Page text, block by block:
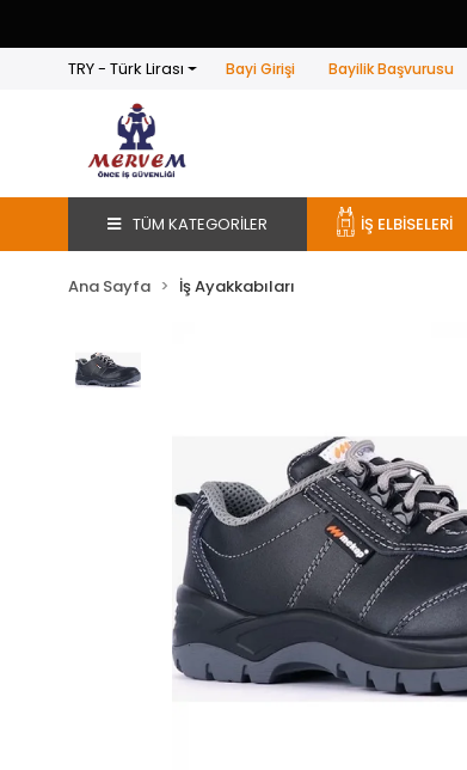
TRY - Türk Lirası Bayi Girişi Bayilik Başvurusu
TÜM KATEGORİLER İŞ ELBİSELERİ
Ana Sayfa İş Ayakkabıları